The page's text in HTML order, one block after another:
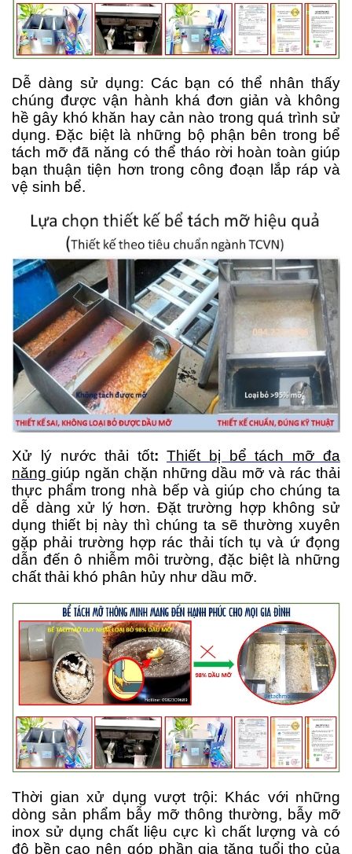
Dễ dàng sử dụng: Các bạn có thể nhân thấy
chúng được vận hành khá đơn giản và không
hề gây khó khăn hay cản nào trong quá trình sử
dụng. Đặc biệt là những bộ phận bên trong bể
tách mỡ đã năng có thể tháo rời hoàn toàn giúp
bạn thuận tiện hơn trong công đoạn lắp ráp và
vệ sinh bể.
Xử lý nước thải tốt: Thiết bị bể tách mỡ đa
năng giúp ngăn chặn những dầu mỡ và rác thải
thực phẩm trong nhà bếp và giúp cho chúng ta
dễ dàng xử lý hơn. Đặt trường hợp không sử
dụng thiết bị này thì chúng ta sẽ thường xuyên
gặp phải trường hợp rác thải tích tụ và ứ đọng
dẫn đến ô nhiễm môi trường, đặc biệt là những
chất thải khó phân hủy như dầu mỡ.
Thời gian xử dụng vượt trội: Khác với những
dòng sản phẩm bẫy mỡ thông thường, bẫy mỡ
inox sử dụng chất liệu cực kì chất lượng và có
độ bền cao nên góp phần gia tăng tuổi thọ của